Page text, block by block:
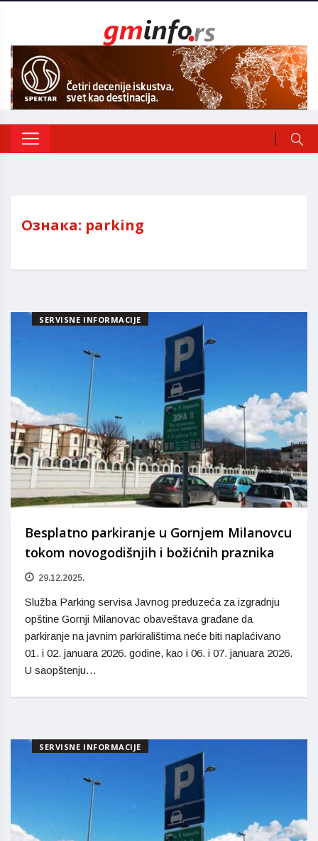
Ознака: parking
SERVISNE INFORMACIJE
Besplatno parkiranje u Gornjem Milanovcu
tokom novogodišnjih i božićnih praznika
29.12.2025.
Služba Parking servisa Javnog preduzeća za izgradnju
opštine Gornji Milanovac obaveštava građane da
parkiranje na javnim parkiralištima neće biti naplaćivano
01. i 02. januara 2026. godine, kao i 06. i 07. januara 2026.
U saopštenju…
SERVISNE INFORMACIJE